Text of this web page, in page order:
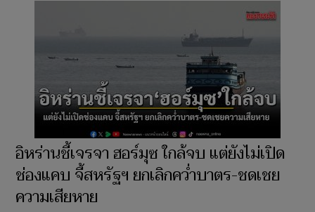
อิหร่านชี้เจรจา ฮอร์มุซ ใกล้จบ แต่ยังไม่เปิด
ช่องแคบ จี้สหรัฐฯ ยกเลิกคว่ำบาตร-ชดเชย
ความเสียหาย